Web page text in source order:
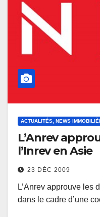
ACTUALITÉS, NEWS
L’Anrev
l’Inrev en Asie
23 DÉC 2009
L’Anrev approuve les
dans le cadre d’une